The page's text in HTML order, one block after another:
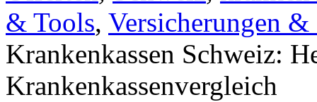
& Tools, Versicherungen &
Krankenkassen Schweiz:
Krankenkassenvergleich